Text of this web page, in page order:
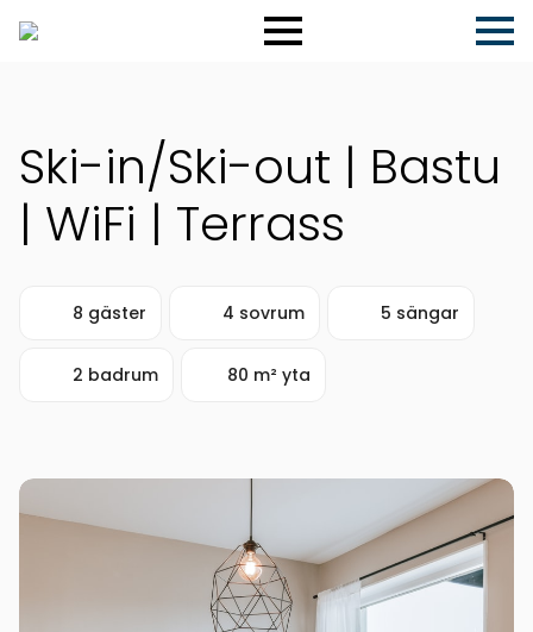
Ski-in/Ski-out | Bastu
| WiFi | Terrass
8 gäster 4 sovrum 5 sängar
2 badrum 80 m² yta